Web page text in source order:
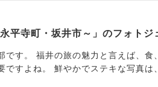
平寺町・坂井市～」のフォト
です。 福井の旅の魅力と言えば、
ですよね。 鮮やかでステキな写真